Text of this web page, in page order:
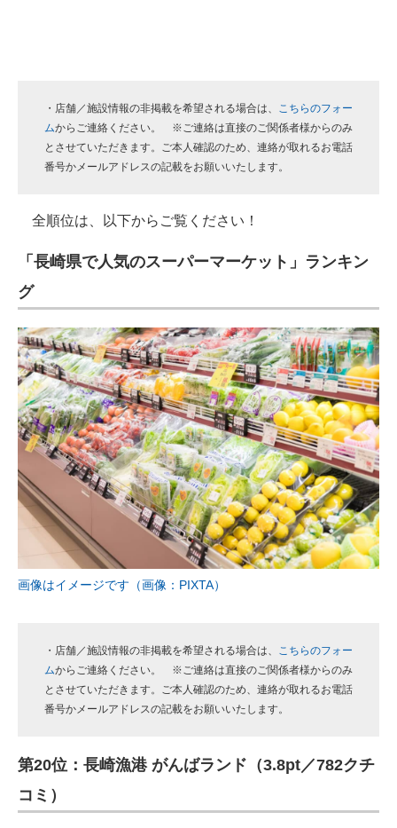
・店舗／施設情報の非掲載を希望される場合は、 こちらのフォー
ムからご連絡ください。 ※ご連絡は直接のご関係者様からのみ
とさせていただきます。ご本人確認のため、連絡が取れるお電話
番号かメールアドレスの記載をお願いいたします。
全順位は、以下からご覧ください！
「長崎県で人気のスーパーマーケット」ランキン
グ
画像はイメージです（画像：PIXTA）
・店舗／施設情報の非掲載を希望される場合は、 こちらのフォー
ムからご連絡ください。 ※ご連絡は直接のご関係者様からのみ
とさせていただきます。ご本人確認のため、連絡が取れるお電話
番号かメールアドレスの記載をお願いいたします。
第20位：長崎漁港 がんばランド（3.8pt／782クチ
コミ）